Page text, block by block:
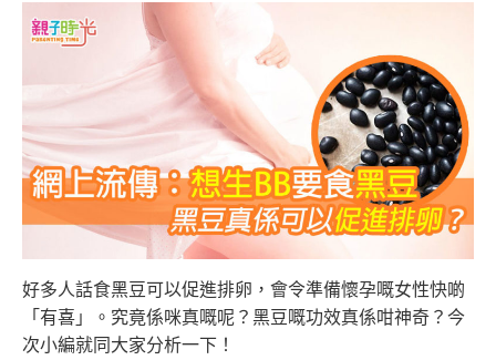
好多人話食黑豆可以促進排卵，會令準備懷孕嘅女性快啲
「有喜」。究竟係咪真嘅呢？黑豆嘅功效真係咁神奇？今
次小編就同大家分析一下！